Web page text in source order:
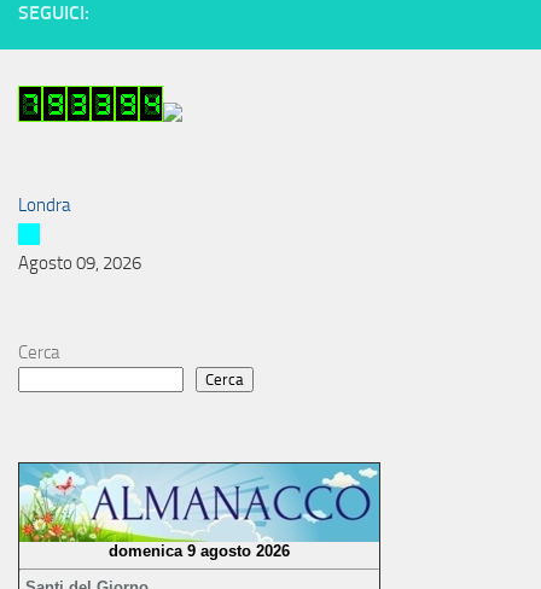
SEGUICI:
Londra
Agosto 09, 2026
Cerca
Cerca